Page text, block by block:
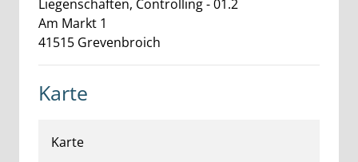
Liegenschaften, Controlling - 01.2
Am Markt 1
41515 Grevenbroich
Karte
Karte